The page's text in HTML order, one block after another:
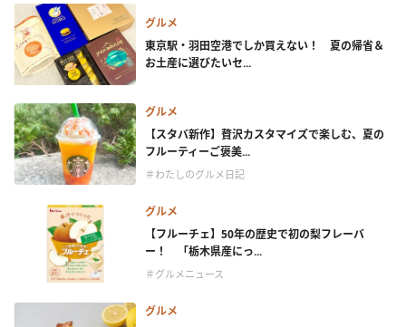
グルメ
東京駅・羽田空港でしか買えない！ 夏の帰省＆
お土産に選びたいセ...
グルメ
【スタバ新作】贅沢カスタマイズで楽しむ、夏の
フルーティーご褒美...
＃わたしのグルメ日記
グルメ
【フルーチェ】50年の歴史で初の梨フレーバ
ー！ 「栃木県産にっ...
＃グルメニュース
グルメ